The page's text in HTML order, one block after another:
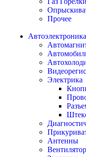
Прочее
Автоэлектроника
Электрика
Антенны